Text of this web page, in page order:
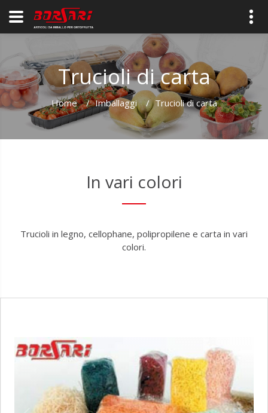
Trucioli di carta
Home / Imballaggi / Trucioli di carta
In vari colori
Trucioli in legno, cellophane, polipropilene e carta in vari
colori.